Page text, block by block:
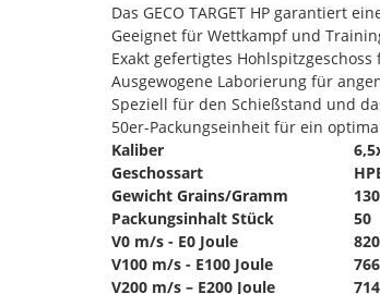
Das GECO TARGET HP garantiert
Geeignet für Wettkampf und
Exakt gefertigtes
Ausgewogene Laborierung für
Speziell für den Schießstand und
50er-Packungseinheit für ein
Kaliber
Geschossart
Gewicht Grains/Gramm
Packungsinhalt Stück
50
V0 m/s - E0 Joule
V100 m/s - E100 Joule
V200 m/s – E200 Joule